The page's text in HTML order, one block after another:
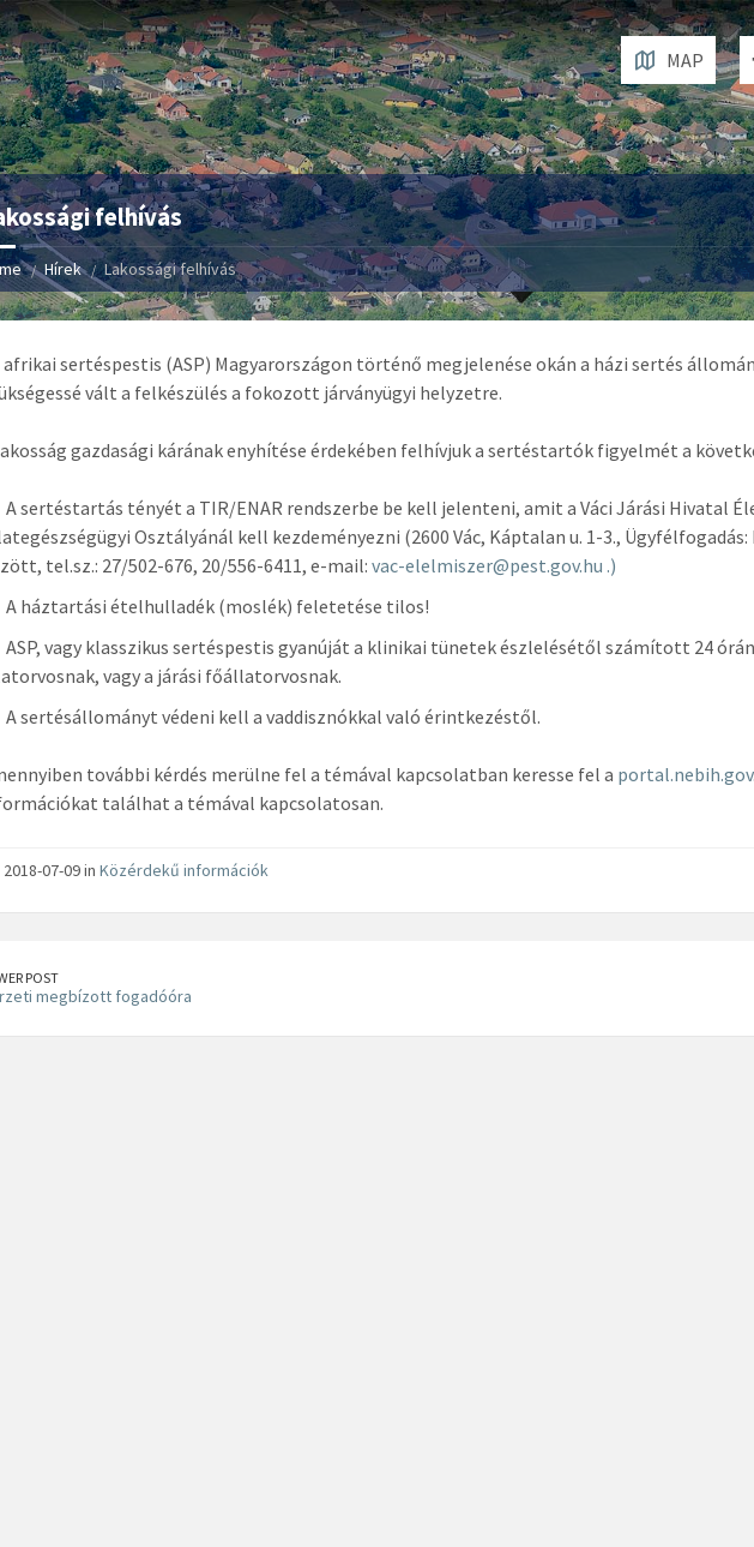
MAP
felhívás
Hírek Lakossági felhívás
afrikai sertéspestis (ASP) Magyarországon történő megjelenése okán a házi sertés
vált a felkészülés a fokozott járványügyi helyzetre.
gazdasági kárának enyhítése érdekében felhívjuk a sertéstartók figyelmét a
A sertéstartás tényét a TIR/ENAR rendszerbe be kell jelenteni, amit a Váci Járási Hivatal
Osztályánál kell kezdeményezni (2600 Vác, Káptalan u. 1-3.,
tel.sz.: 27/502-676, 20/556-6411, e-mail: vac-elelmiszer@pest.gov.hu .)
A háztartási ételhulladék (moslék) feletetése tilos!
ASP, vagy klasszikus sertéspestis gyanúját a klinikai tünetek észlelésétől számított 24
vagy a járási főállatorvosnak.
A sertésállományt védeni kell a vaddisznókkal való érintkezéstől.
további kérdés merülne fel a témával kapcsolatban keresse fel a
találhat a témával kapcsolatosan.
2018-07-09 in Közérdekű információk
POST
megbízott fogadóóra